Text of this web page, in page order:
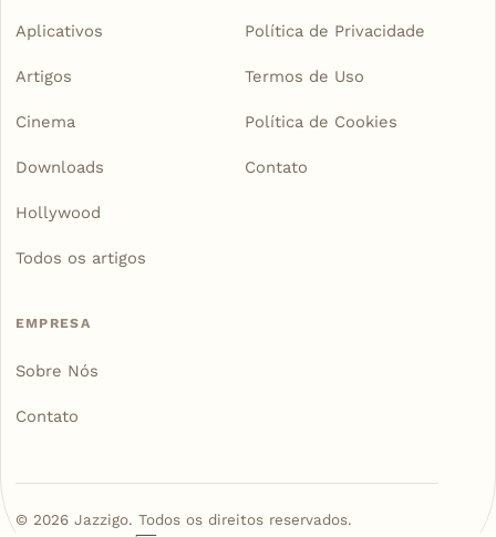
Aplicativos
Artigos
Cinema
Downloads
Hollywood
Todos os artigos
Política de Privacidade
Termos de Uso
Política de Cookies
Contato
EMPRESA
Sobre Nós
Contato
© 2026Jazzigo. Todos os direitos reservados.